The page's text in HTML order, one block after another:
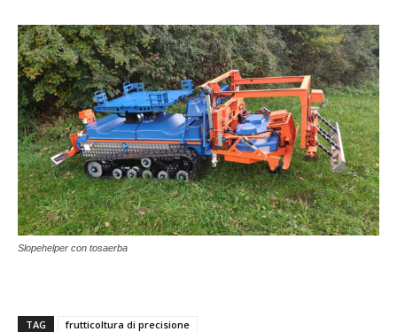
Slopehelper con tosaerba
TAG frutticoltura di precisione